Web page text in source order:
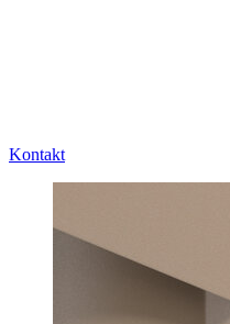
Kontakt